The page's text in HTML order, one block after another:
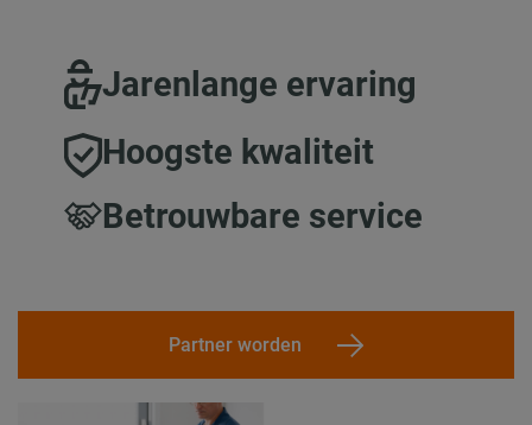
Jarenlange ervaring
Hoogste kwaliteit
Betrouwbare service
Partner worden